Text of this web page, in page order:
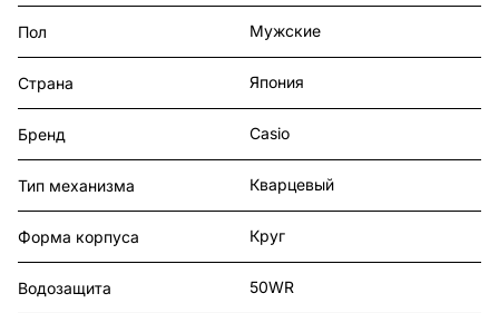
Пол Мужские
Страна Япония
Бренд Casio
Тип механизма Кварцевый
Форма корпуса Круг
Водозащита 50WR